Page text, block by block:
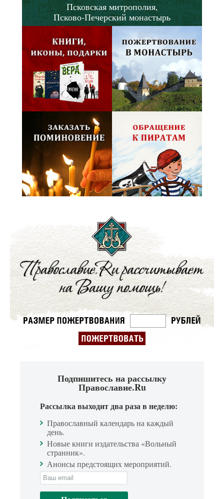
Псковская митрополия,
Псково-Печерский монастырь
Подпишитесь на рассылку
Православие.Ru
Рассылка выходит два раза в неделю:
Православный календарь на каждый
день.
Новые книги издательства «Вольный
странник».
Анонсы предстоящих мероприятий.